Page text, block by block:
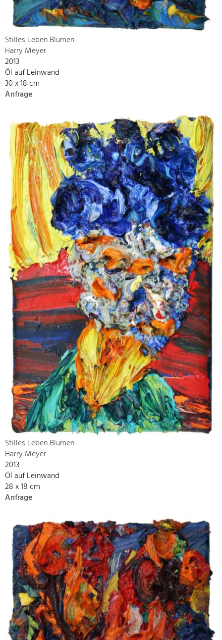
Stilles Leben Blumen
Harry Meyer
2013
Öl auf Leinwand
30 x 18 cm
Anfrage
Stilles Leben Blumen
Harry Meyer
2013
Öl auf Leinwand
28 x 18 cm
Anfrage